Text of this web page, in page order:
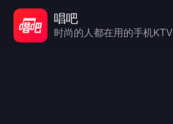
唱吧
时尚的人都在用的手机KTV